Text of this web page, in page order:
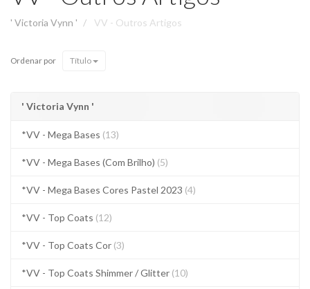
' Victoria Vynn ' VV - Outros Artigos
Ordenar por Título
' Victoria Vynn '
*VV - Mega Bases (13)
*VV - Mega Bases (Com Brilho) (5)
*VV - Mega Bases Cores Pastel 2023 (4)
*VV - Top Coats (12)
*VV - Top Coats Cor (3)
*VV - Top Coats Shimmer / Glitter (10)